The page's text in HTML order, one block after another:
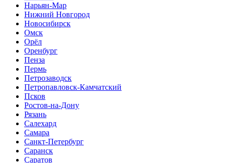
Нарьян-Мар
Нижний Новгород
Новосибирск
Омск
Орёл
Оренбург
Пенза
Пермь
Петрозаводск
Петропавловск-Камчатский
Псков
Ростов-на-Дону
Рязань
Салехард
Самара
Санкт-Петербург
Саранск
Саратов